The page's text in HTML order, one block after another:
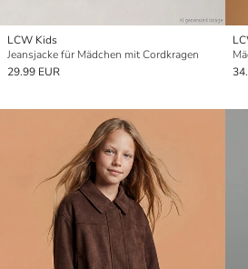
LCW Kids
Jeansjacke für Mädchen mit Cordkragen
29.99 EUR